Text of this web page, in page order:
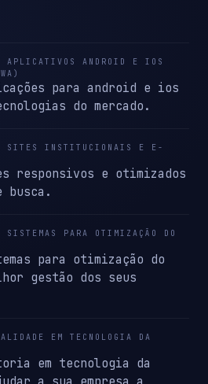
APLICATIVOS ANDROID E IOS
para android e ios
do mercado.
SITES INSTITUCIONAIS E E-
responsivos e otimizados
busca.
SISTEMAS PARA OTIMIZAÇÃO DO
para otimização do
gestão dos seus
EM TECNOLOGIA DA
em tecnologia da